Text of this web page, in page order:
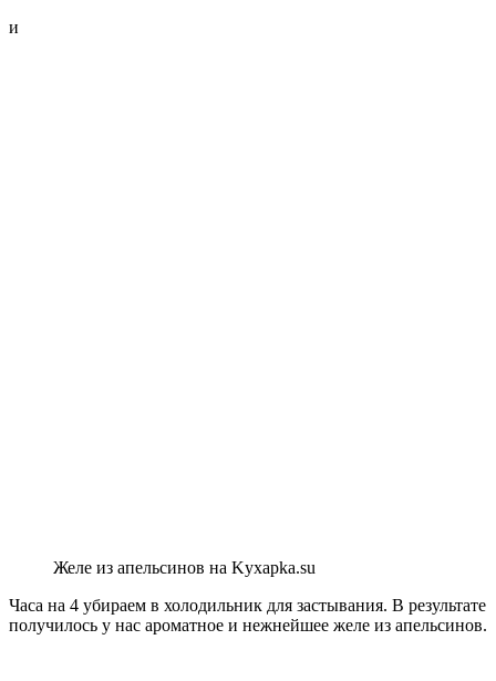
и
Желе из апельсинов на Kyxapka.su
Часа на 4 убираем в холодильник для застывания. В результате
получилось у нас ароматное и нежнейшее желе из апельсинов.